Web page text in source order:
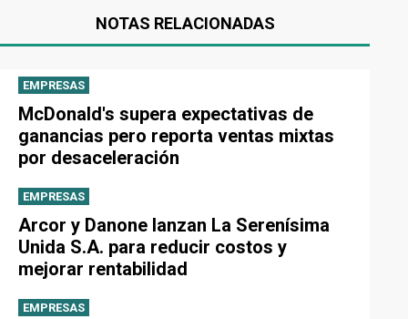
NOTAS RELACIONADAS
EMPRESAS
McDonald's supera expectativas de
ganancias pero reporta ventas mixtas
por desaceleración
EMPRESAS
Arcor y Danone lanzan La Serenísima
Unida S.A. para reducir costos y
mejorar rentabilidad
EMPRESAS